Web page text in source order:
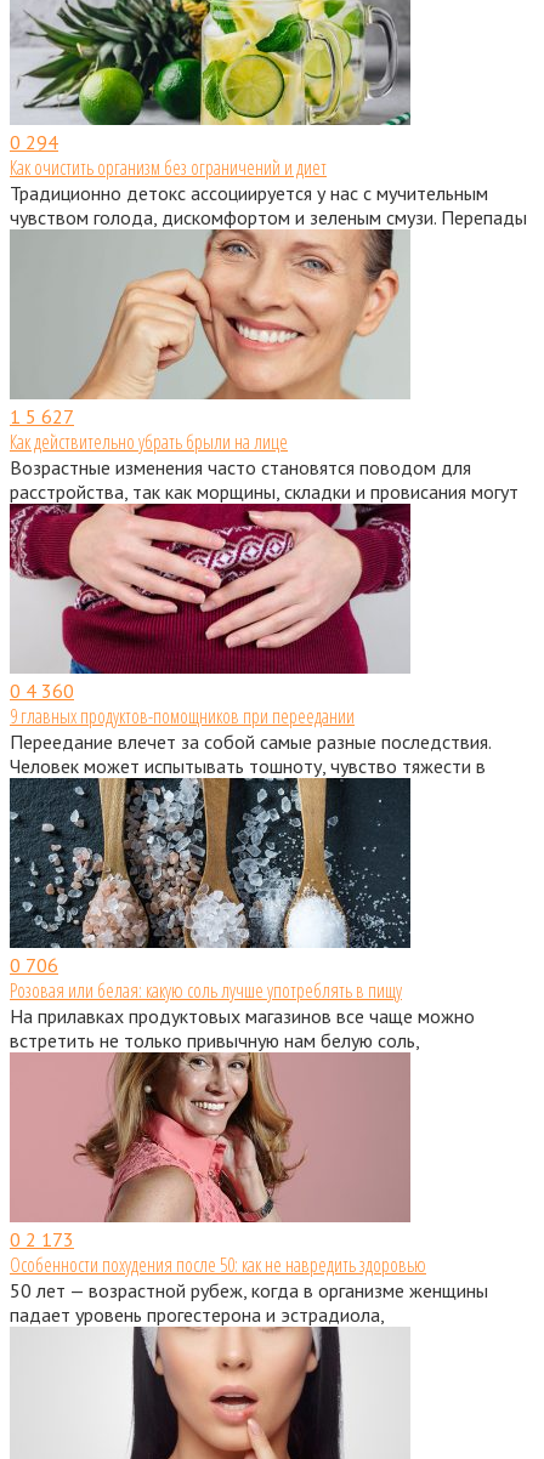
0 294
Как очистить организм без ограничений и диет
Традиционно детокс ассоциируется у нас с мучительным
чувством голода, дискомфортом и зеленым смузи. Перепады
1 5 627
Как действительно убрать брыли на лице
Возрастные изменения часто становятся поводом для
расстройства, так как морщины, складки и провисания могут
0 4 360
9 главных продуктов-помощников при переедании
Переедание влечет за собой самые разные последствия.
Человек может испытывать тошноту, чувство тяжести в
0 706
Розовая или белая: какую соль лучше употреблять в пищу
На прилавках продуктовых магазинов все чаще можно
встретить не только привычную нам белую соль,
0 2 173
Особенности похудения после 50: как не навредить здоровью
50 лет — возрастной рубеж, когда в организме женщины
падает уровень прогестерона и эстрадиола,